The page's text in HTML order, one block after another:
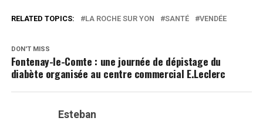
RELATED TOPICS: LA ROCHE SUR YON SANTÉ VENDÉE
DON'T MISS
Fontenay-le-Comte : une journée de dépistage du
diabète organisée au centre commercial E.Leclerc
Esteban